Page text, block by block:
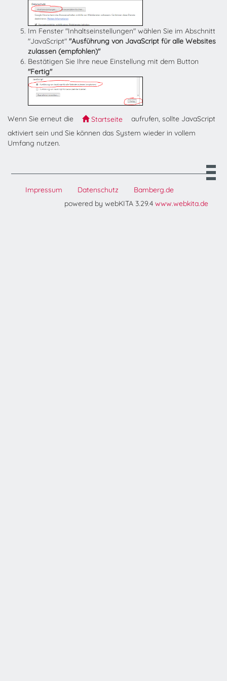
Im Fenster "Inhaltseinstellungen" wählen Sie im Abschnitt
"JavaScript" "Ausführung von JavaScript für alle Websites
zulassen (empfohlen)"
Bestätigen Sie Ihre neue Einstellung mit dem Button
"Fertig"
Wenn Sie erneut die Startseite
aufrufen, sollte JavaScript
aktiviert sein und Sie können das System wieder in vollem
Umfang nutzen.
Impressum Datenschutz
Bamberg.de
powered by webKITA 3.29.4 www.webkita.de